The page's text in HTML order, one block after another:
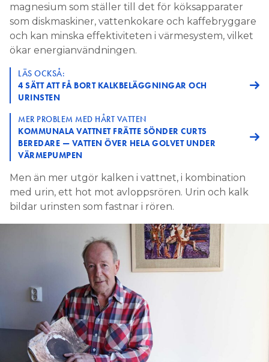
magnesium som ställer till det för köksapparater
som diskmaskiner, vattenkokare och kaffebryggare
och kan minska effektiviteten i värmesystem, vilket
ökar energianvändningen.
LÄS OCKSÅ:
4 SÄTT ATT FÅ BORT KALKBELÄGGNINGAR OCH
URINSTEN
MER PROBLEM MED HÅRT VATTEN
KOMMUNALA VATTNET FRÄTTE SÖNDER CURTS
BEREDARE — VATTEN ÖVER HELA GOLVET UNDER
VÄRMEPUMPEN
Men än mer utgör kalken i vattnet, i kombination
med urin, ett hot mot avloppsrören. Urin och kalk
bildar urinsten som fastnar i rören.